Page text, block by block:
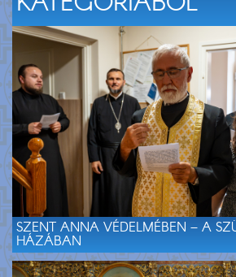
SZENT ANNA VÉDELMÉBEN – A
HÁZÁBAN